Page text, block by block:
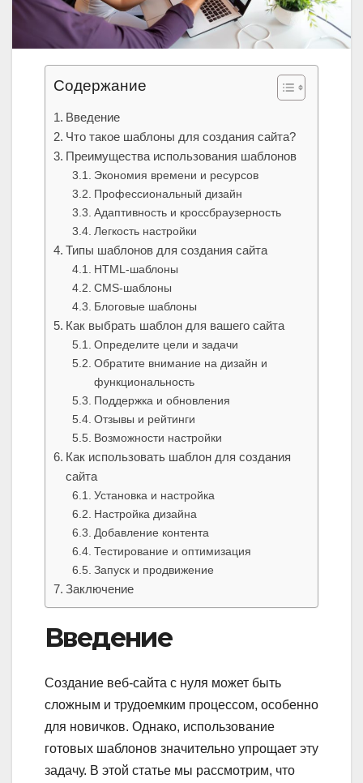
Содержание
Введение
Что такое шаблоны для создания сайта?
Преимущества использования шаблонов
Экономия времени и ресурсов
Профессиональный дизайн
Адаптивность и кроссбраузерность
Легкость настройки
Типы шаблонов для создания сайта
HTML-шаблоны
CMS-шаблоны
Блоговые шаблоны
Как выбрать шаблон для вашего сайта
Определите цели и задачи
Обратите внимание на дизайн и
функциональность
Поддержка и обновления
Отзывы и рейтинги
Возможности настройки
Как использовать шаблон для создания
сайта
Установка и настройка
Настройка дизайна
Добавление контента
Тестирование и оптимизация
Запуск и продвижение
Заключение
Введение
Создание веб-сайта с нуля может быть
сложным и трудоемким процессом, особенно
для новичков. Однако, использование
готовых шаблонов значительно упрощает эту
задачу. В этой статье мы рассмотрим, что